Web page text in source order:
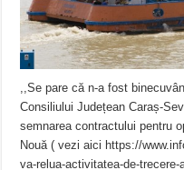
,,Se pare că n-a fost
Consiliului Județean Caraș-
semnarea contractului pentru
Nouă ( vezi aici https://
va-relua-activitatea-de-